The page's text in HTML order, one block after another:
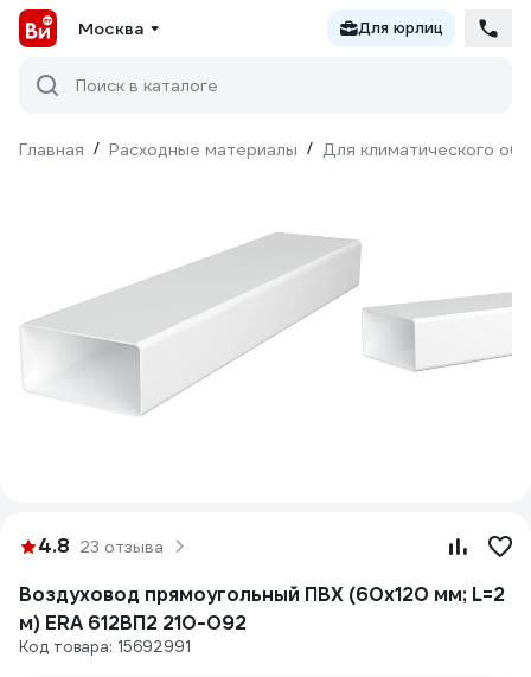
Москва Для юрлиц
Поиск в каталоге
Главная / Расходные материалы / Для климатического
4.8 23 отзыва
Воздуховод прямоугольный ПВХ (60х120 мм; L=2
м) ERA 612ВП2 210-092
Код товара: 15692991